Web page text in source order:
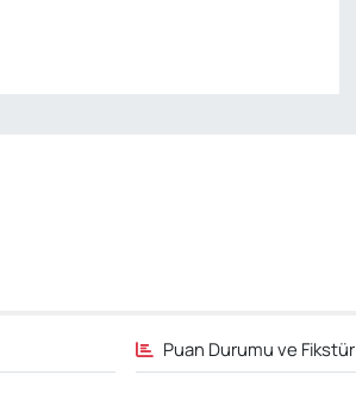
Puan Durumu ve Fikstür